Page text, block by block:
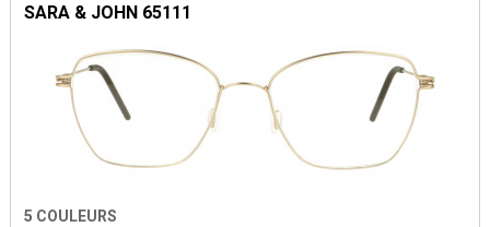
SARA & JOHN 65111
5 COULEURS